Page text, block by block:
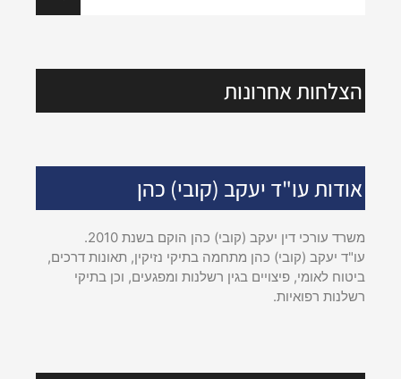
הצלחות אחרונות
אודות עו"ד יעקב (קובי) כהן
משרד עורכי דין יעקב (קובי) כהן הוקם בשנת 2010.
עו"ד יעקב (קובי) כהן מתחמה בתיקי נזיקין, תאונות דרכים,
ביטוח לאומי, פיצויים בגין רשלנות ומפגעים, וכן בתיקי
רשלנות רפואיות.